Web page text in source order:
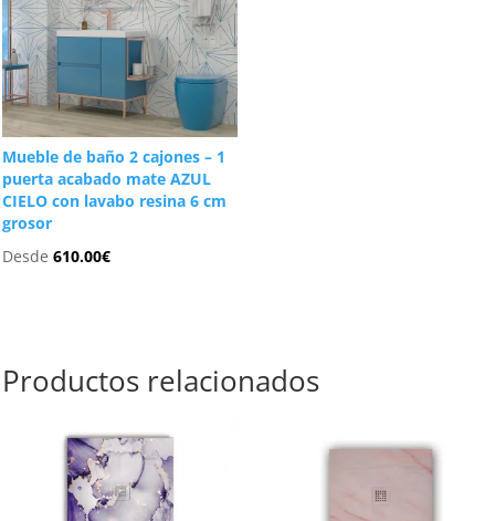
Mueble de baño 2 cajones – 1
puerta acabado mate AZUL
CIELO con lavabo resina 6 cm
grosor
Desde610.00€
Productos relacionados